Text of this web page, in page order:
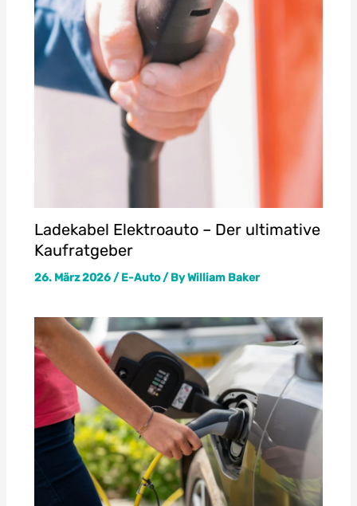
Ladekabel Elektroauto – Der ultimative
Kaufratgeber
26. März 2026/E-Auto/ ByWilliam Baker